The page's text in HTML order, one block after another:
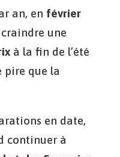
an, en février
une
à la fin de l’été
pire que la
en date,
continuer à